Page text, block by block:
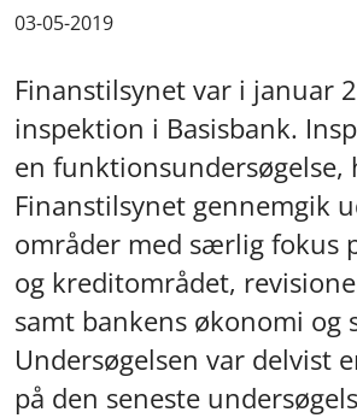
03-05-2019
Finanstilsynet var i januar
inspektion i Basisbank.
en funktionsundersøgelse,
Finanstilsynet gennemgik
områder med særlig fokus
og kreditområdet,
samt bankens økonomi og
Undersøgelsen var delvist
på den seneste